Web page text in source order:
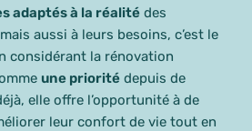
adaptés à la réalité des
aussi à leurs besoins, c’est le
considérant la rénovation
une priorité depuis de
elle offre l’opportunité à de
leur confort de vie tout en